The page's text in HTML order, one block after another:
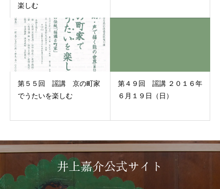
楽しむ
第５５回 謡講 京の町家
でうたいを楽しむ
第４９回 謡講 ２０１６年
６月１９日（日）
井上嘉介公式サイト